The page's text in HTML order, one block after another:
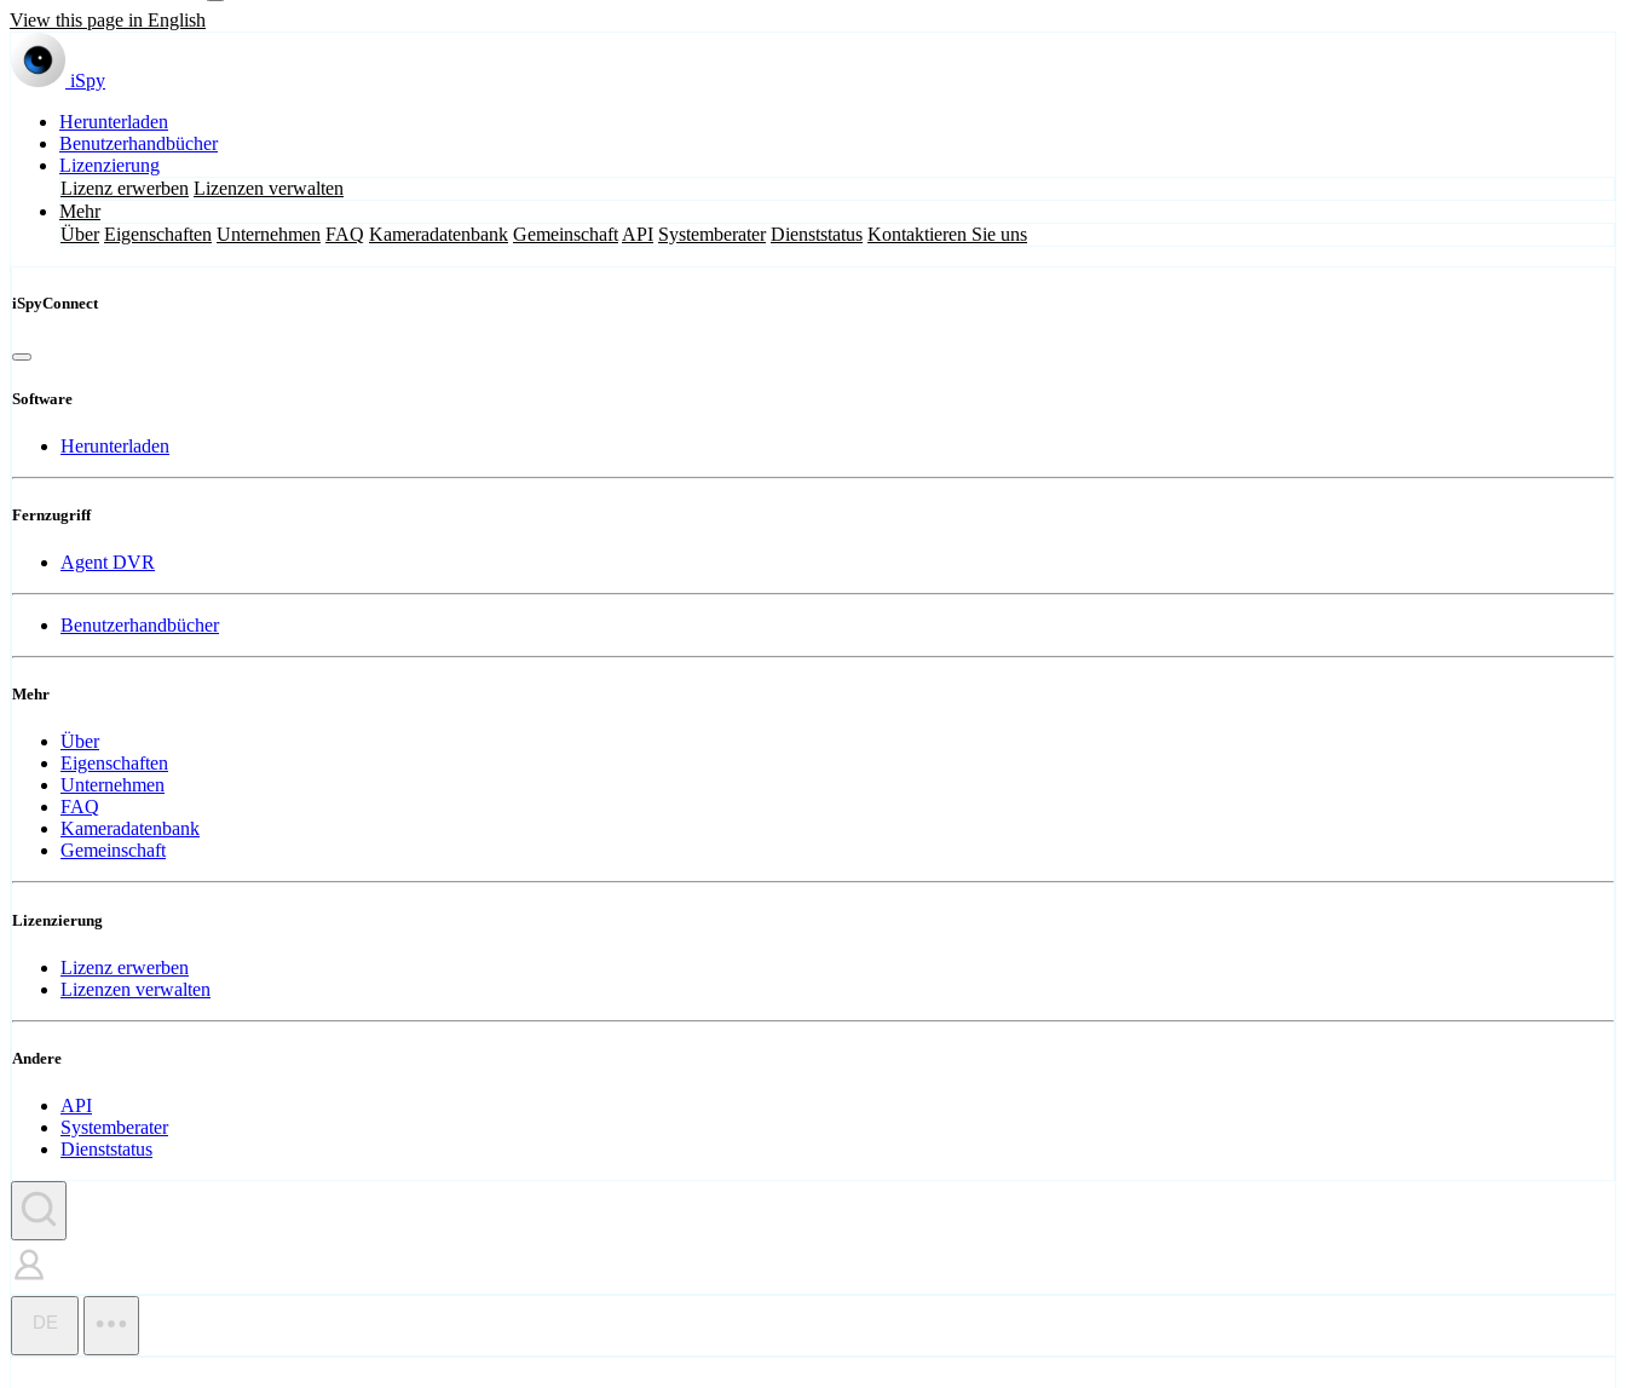
View this page in English
iSpy
Herunterladen
Benutzerhandbücher
Lizenzierung
Lizenz erwerben Lizenzen verwalten
Mehr
Über Eigenschaften Unternehmen FAQ Kameradatenbank Gemeinschaft API Systemberater Dienststatus Kontaktieren Sie uns
iSpyConnect
Software
Herunterladen
Fernzugriff
Agent DVR
Benutzerhandbücher
Mehr
Über
Eigenschaften
Unternehmen
FAQ
Kameradatenbank
Gemeinschaft
Lizenzierung
Lizenz erwerben
Lizenzen verwalten
Andere
API
Systemberater
Dienststatus
DE